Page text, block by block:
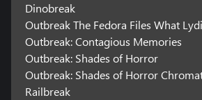
Dinobreak
Outbreak The Fedora Files What
Outbreak: Contagious Memories
Outbreak: Shades of Horror
Outbreak: Shades of Horror
Railbreak